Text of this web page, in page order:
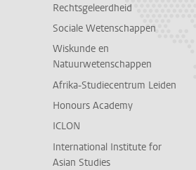
Rechtsgeleerdheid
Sociale Wetenschappen
Wiskunde en
Natuurwetenschappen
Afrika-Studiecentrum Leiden
Honours Academy
ICLON
International Institute for
Asian Studies